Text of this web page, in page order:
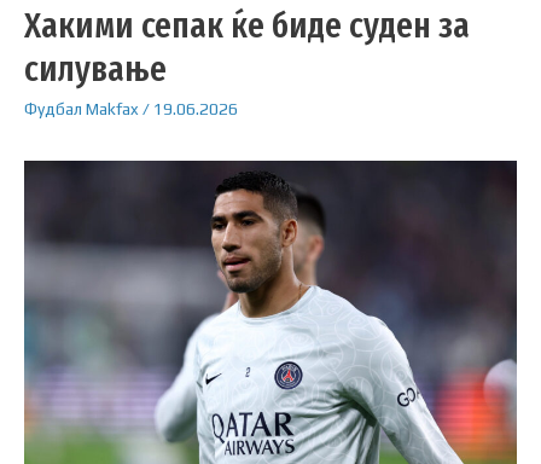
Хакими сепак ќе биде суден за
силување
Фудбал Makfax/ 19.06.2026